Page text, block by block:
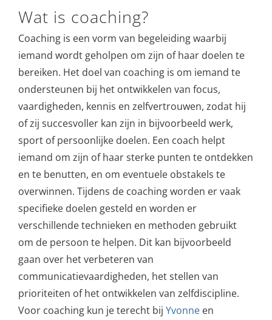
Wat is coaching?
Coaching is een vorm van begeleiding waarbij
iemand wordt geholpen om zijn of haar doelen te
bereiken. Het doel van coaching is om iemand te
ondersteunen bij het ontwikkelen van focus,
vaardigheden, kennis en zelfvertrouwen, zodat hij
of zij succesvoller kan zijn in bijvoorbeeld werk,
sport of persoonlijke doelen. Een coach helpt
iemand om zijn of haar sterke punten te ontdekken
en te benutten, en om eventuele obstakels te
overwinnen. Tijdens de coaching worden er vaak
specifieke doelen gesteld en worden er
verschillende technieken en methoden gebruikt
om de persoon te helpen. Dit kan bijvoorbeeld
gaan over het verbeteren van
communicatievaardigheden, het stellen van
prioriteiten of het ontwikkelen van zelfdiscipline.
Voor coaching kun je terecht bij Yvonneen